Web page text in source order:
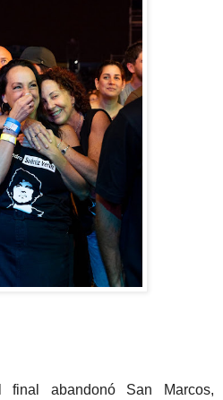
abandonó San Marcos,